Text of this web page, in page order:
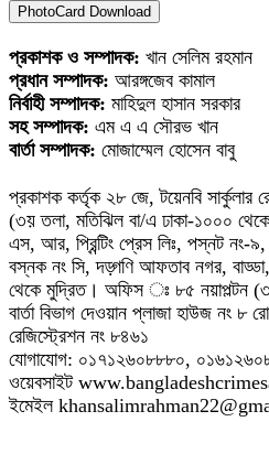
PhotoCard Download
প্রকাশক ও সম্পাদক: খান সেলিম রহমান
প্রধান সম্পাদক: আরঙ্গজেব কামাল
নির্বাহী সম্পাদক: মাহিদুল হাসান সরকার
সহ সম্পাদক: এম এ এ সৌরভ খান
বার্তা সম্পাদক: মোজাম্মেল হোসেন বাবু
প্রকাশক কর্তৃক ২৮ জে, টয়েনবি সার্কুলার
(৩য় তলা, মতিঝিল বা/এ ঢাকা-১০০০
এস, আর, প্রিন্টিং প্রেস লিঃ, পস্নট নং-
বস্নক নং সি, দড়্গণি আফতাব নগর,
থেকে মুদ্রিত। অফিস ঃ ৮৫ নয়াপল্টন
বার্তা বিভাগ দেওয়ান প্লাজা হাউজ নং ৮
রেজিস্ট্রেশন নং ৮৪৬১
যোগাযোগ: ০১৭১২৬০৮৮৮০,
ওয়েবসাইট
ইমেইল